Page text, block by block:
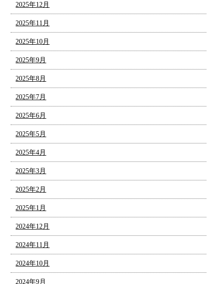
2025年12月
2025年11月
2025年10月
2025年9月
2025年8月
2025年7月
2025年6月
2025年5月
2025年4月
2025年3月
2025年2月
2025年1月
2024年12月
2024年11月
2024年10月
2024年9月